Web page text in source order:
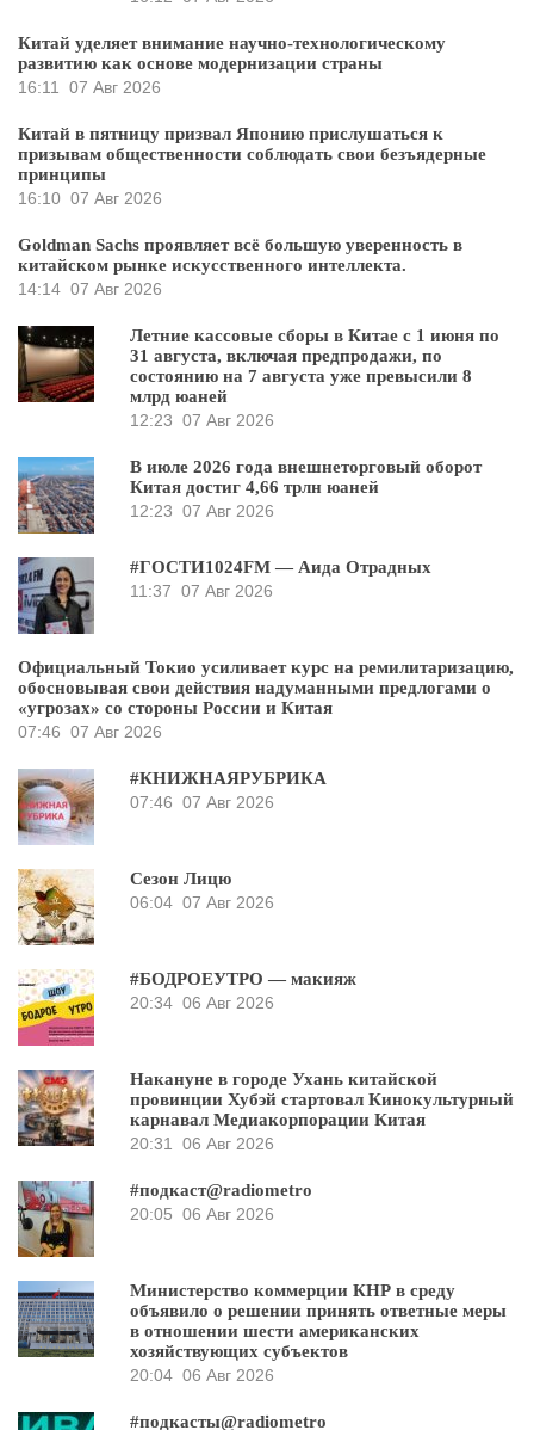
Китай уделяет внимание научно-технологическому
развитию как основе модернизации страны
16:11
07 Авг 2026
Китай в пятницу призвал Японию прислушаться к
призывам общественности соблюдать свои безъядерные
принципы
16:10 07 Авг 2026
Goldman Sachs проявляет всё большую уверенность в
китайском рынке искусственного интеллекта.
14:14 07 Авг 2026
Летние кассовые сборы в Китае с 1 июня по
31 августа, включая предпродажи, по
состоянию на 7 августа уже превысили 8
млрд юаней
12:23 07 Авг 2026
В июле 2026 года внешнеторговый оборот
Китая достиг 4,66 трлн юаней
12:23 07 Авг 2026
#ГОСТИ1024FM — Аида Отрадных
11:37 07 Авг 2026
Официальный Токио усиливает курс на ремилитаризацию,
обосновывая свои действия надуманными предлогами о
«угрозах» со стороны России и Китая
07:46 07 Авг 2026
#КНИЖНАЯРУБРИКА
07:46 07 Авг 2026
Сезон Лицю
06:04 07 Авг 2026
#БОДРОЕУТРО — макияж
20:34 06 Авг 2026
Накануне в городе Ухань китайской
провинции Хубэй стартовал Кинокультурный
карнавал Медиакорпорации Китая
20:31
06 Авг 2026
#подкаст@radiometro
20:05 06 Авг 2026
Министерство коммерции КНР в среду
объявило о решении принять ответные меры
в отношении шести американских
хозяйствующих субъектов
20:04 06 Авг 2026
#подкасты@radiometro